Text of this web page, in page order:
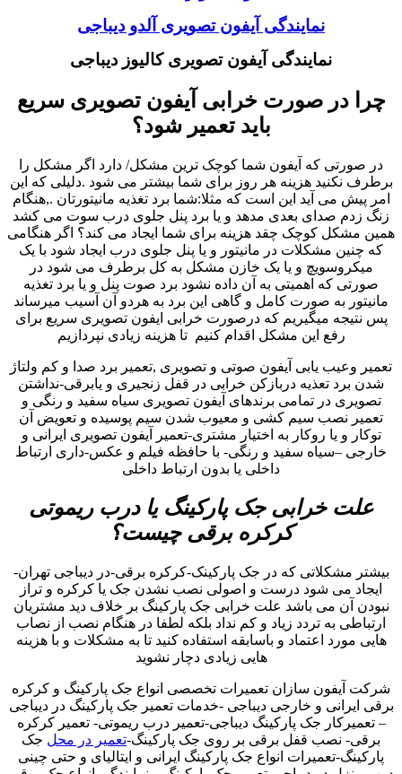
نمایندگی آیفون تصویری آلدو دیباجی
نمایندگی آیفون تصویری کالیوز دیباجی
چرا در صورت خرابی آیفون تصویری سریع
باید تعمیر شود؟
در صورتی که آیفون شما کوچک ترین مشکل/ دارد اگر مشکل را
برطرف نکنید هزینه هر روز برای شما بیشتر می شود .دلیلی که این
امر پیش می آید این است که مثلا:شما برد تغذیه مانیتورتان .,هنگام
زنگ زدم صدای بعدی مدهد و یا برد پنل جلوی درب سوت می کشد
همین مشکل کوچک چقد هزینه برای شما ایجاد می کند؟ اگر هنگامی
که چنین مشکلات در مانیتور و یا پنل جلوی درب ایجاد شود با یک
میکروسویچ و یا یک خازن مشکل به کل برطرف می شود در
صورتی که اهمیتی به آن داده نشود برد صوت پنل و یا برد تغذیه
مانیتور به صورت کامل و گاهی این برد به هردو آن آسیب میرساند
پس نتیجه میگیریم که درصورت خرابی ایفون تصویری سریع برای
رفع این مشکل اقدام کنیم تا هزینه زیادی نپردازیم
تعمیر وعیب یابی آیفون صوتی و تصویری ,تعمیر برد صدا و کم ولتاژ
شدن برد تعذیه دربازکن خرابی در قفل زنجیری و یابرقی-نداشتن
تصویری در تمامی برندهای آیفون تصویری سیاه سفید و رنگی و
تعمیر نصب سیم کشی و معیوب شدن سیم پوسیده و تعویض آن
توکار و یا روکار به اختیار مشتری-تعمیر آیفون تصویری ایرانی و
خارجی –سیاه سفید و رنگی- با حافظه فیلم و عکس-داری ارتباط
داخلی یا بدون ارتباط داخلی
علت خرابی جک پارکینگ یا درب ریموتی
کرکره برقی چیست؟
بیشتر مشکلاتی که در جک پارکینک-کرکره برقی-در دیباجی تهران-
ایجاد می شود درست و اصولی نصب نشدن جک یا کرکره و تراز
نبودن آن می باشد علت خرابی جک پارکینگ بر خلاف دید مشتریان
ارتباطی به تردد زیاد و کم نداد بلکه لطفا در هنگام نصب از نصاب
هایی مورد اعتماد و باسابقه استفاده کنید تا به مشکلات و با هزینه
هایی زیادی دچار نشوید
شرکت آیفون سازان تعمیرات تخصصی انواع جک پارکینگ و کرکره
برقی ایرانی و خارجی دیباجی -خدمات تعمیر جک پارکینگ در دیباجی
– تعمیرکار جک پارکینگ دیباجی-تعمیر درب ریموتی- تعمیر کرکره
برقی- نصب قفل برقی بر روی جک پارکینگ-تعمیر در محل جک
پارکینگ-تعمیرات انواع جک پارکینگ ایرانی و ایتالیای و حتی چینی